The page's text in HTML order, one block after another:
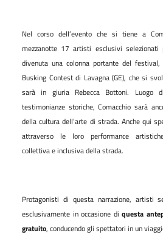
Nel corso dell’evento che si tiene a
mezzanotte 17 artisti esclusivi
divenuta una colonna portante del
Busking Contest di Lavagna (GE), che si
sarà in giuria Rebecca Bottoni. Luogo
testimonianze storiche, Comacchio sarà
della cultura dell’arte di strada. Anche qui
attraverso le loro performance
collettiva e inclusiva della strada.
Protagonisti di questa narrazione, artisti
esclusivamente in occasione diquesta
gratuito, conducendo gli spettatori in un